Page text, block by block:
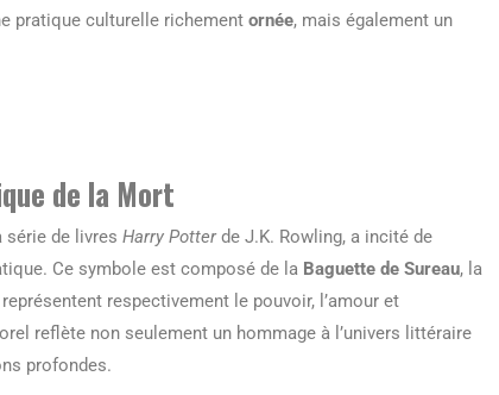
pratique culturelle richement ornée, mais également un
de la Mort
série de livres Harry Potterde J.K. Rowling, a incité de
Ce symbole est composé de la Baguette de Sureau, la
respectivement le pouvoir, l’amour et
reflète non seulement un hommage à l’univers littéraire
profondes.